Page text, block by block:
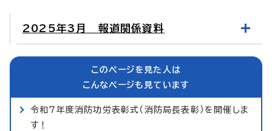
2025年3月 報道関係資料
このページを見た人は
こんなページも見ています
令和7年度消防功労表彰式（消防局長表彰）を開催しま
す！